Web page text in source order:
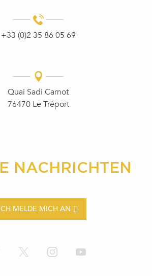
+33 (0)2 35 86 05 69
Quai Sadi Carnot
76470 Le Tréport
NACHRICHTEN
MELDE MICH AN